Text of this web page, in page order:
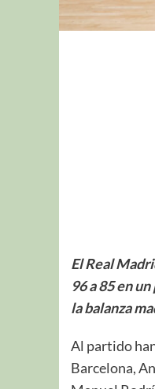
El Real
96 a 85 en
la balanza
Al partido
Barcelona,